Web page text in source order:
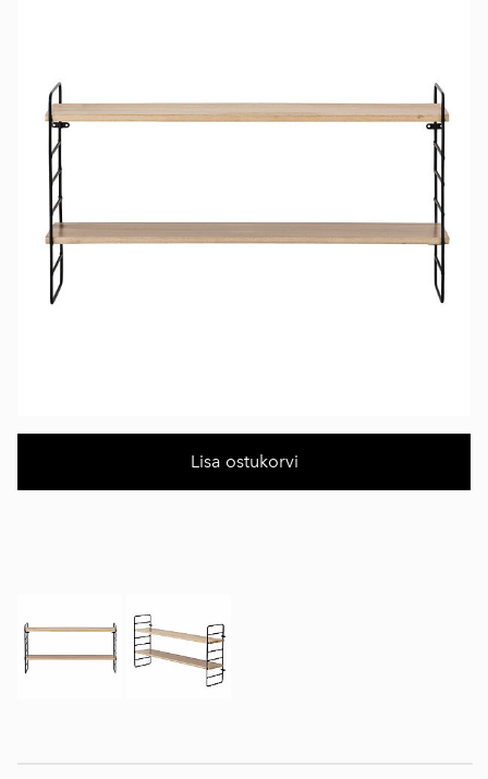
Lisa ostukorvi